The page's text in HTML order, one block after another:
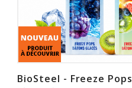
BioSteel - Freeze Pops